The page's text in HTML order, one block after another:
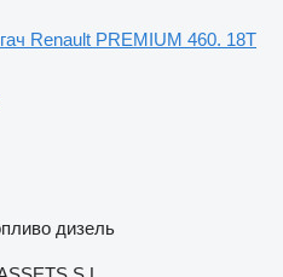
Renault PREMIUM 460. 18T
дизель